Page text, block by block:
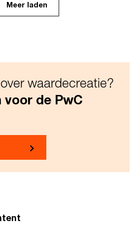
Meer laden
waardecreatie?
voor de PwC